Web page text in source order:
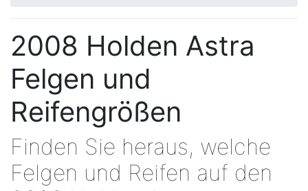
2008 Holden Astra
Felgen und
Reifengrößen
Finden Sie heraus, welche
Felgen und Reifen auf den